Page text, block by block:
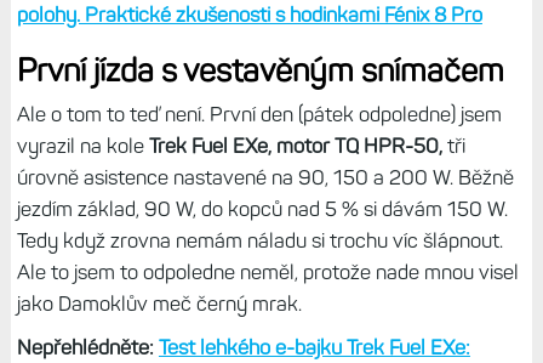
polohy. Praktické zkušenosti s hodinkami Fénix 8 Pro
První jízda s vestavěným snímačem
Ale o tom to teď není. První den (pátek odpoledne) jsem
vyrazil na kole Trek Fuel EXe, motor TQ HPR-50,tři
úrovně asistence nastavené na 90, 150 a 200 W. Běžně
jezdím základ, 90 W, do kopců nad 5 % si dávám 150 W.
Tedy když zrovna nemám náladu si trochu víc šlápnout.
Ale to jsem to odpoledne neměl, protože nade mnou visel
jako Damoklův meč černý mrak.
Nepřehlédněte: Test lehkého e-bajku Trek Fuel EXe: